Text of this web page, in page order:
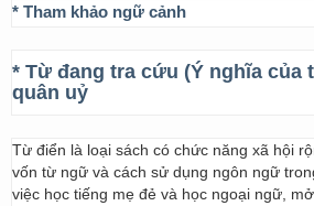
* Tham khảo ngữ cảnh
* Từ đang tra cứu (Ý nghĩa của
quân uỷ
Từ điển là loại sách có chức năng xã hội
vốn từ ngữ và cách sử dụng ngôn ngữ
việc học tiếng mẹ đẻ và học ngoại ngữ,